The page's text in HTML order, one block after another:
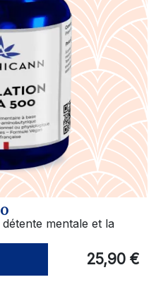
mentale et la
25,90 €